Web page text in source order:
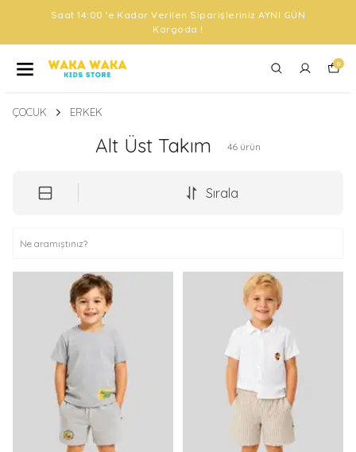
ÜCRETSİZ KARGO FIRSATLARINI KAÇIRMA !
0
ÇOCUK ERKEK
Alt Üst Takım 46 ürün
Sırala